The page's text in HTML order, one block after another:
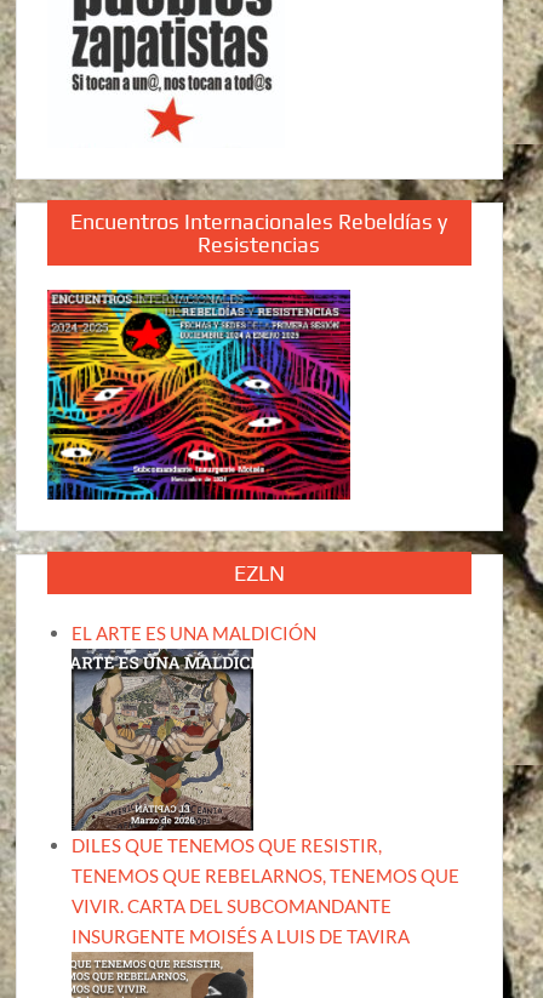
Encuentros Internacionales Rebeldías y
Resistencias
EZLN
EL ARTE ES UNA MALDICIÓN
DILES QUE TENEMOS QUE RESISTIR,
TENEMOS QUE REBELARNOS, TENEMOS QUE
VIVIR. CARTA DEL SUBCOMANDANTE
INSURGENTE MOISÉS A LUIS DE TAVIRA